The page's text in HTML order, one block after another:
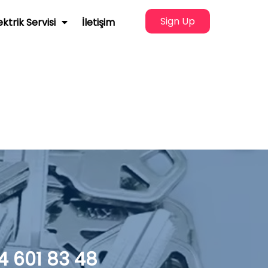
Servisi İletişim Sign Up
601 83 48